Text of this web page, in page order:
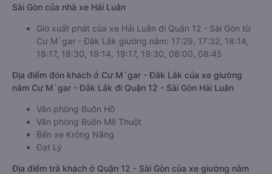
Sài Gòn của nhà xe Hải Luân
Giờ xuất phát của xe Hải Luân đi Quận 12 - Sài Gòn từ
Cư M`gar - Đắk Lắk giường nằm: 17:29, 17:32, 18:14,
18:17, 18:30, 19:14, 19:17, 19:30, 08:00, 08:45
Địa điểm đón khách ở Cư M`gar - Đắk Lắk của xe giường
nằm Cư M`gar - Đắk Lắk đi Quận 12 - Sài Gòn Hải Luân
Văn phòng Buôn Hồ
Văn phòng Buôn Mê Thuột
Bến xe Krông Năng
Đạt Lý
Địa điểm trả khách ở Quận 12 - Sài Gòn của xe giường nằm